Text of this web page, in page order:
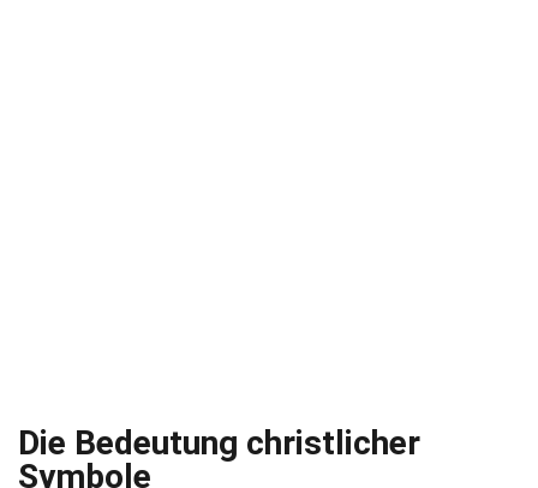
Die Bedeutung christlicher
Symbole